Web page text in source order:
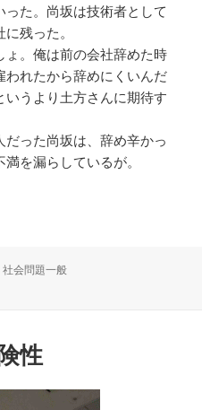
た。尚坂は技術者として
残った。
ょ。俺は前の会社辞めた時
れたから辞めにくいんだ
うより土方さんに期待す
った尚坂は、辞め辛かっ
を漏らしているが。
あるＩＴ企業社員の手記 （９
カ
社会問題一般
員の手記 （９） に
性